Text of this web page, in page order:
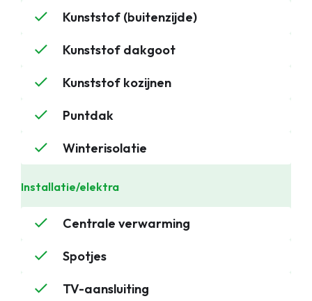
Kunststof (buitenzijde)
Kunststof dakgoot
Kunststof kozijnen
Puntdak
Winterisolatie
Installatie/elektra
Centrale verwarming
Spotjes
TV-aansluiting